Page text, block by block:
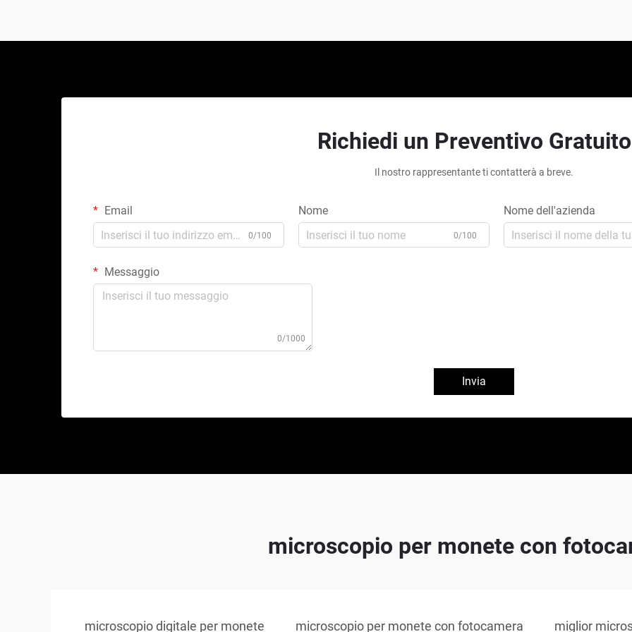
Richiedi un Preventivo Gratuito
Il nostro rappresentante ti contatterà a breve.
Email
0/100
Nome
0/100
Nome dell'azienda
Messaggio
0/1000
Invia
microscopio per monete con
microscopio digitale per monete microscopio per monete con fotocamera miglior